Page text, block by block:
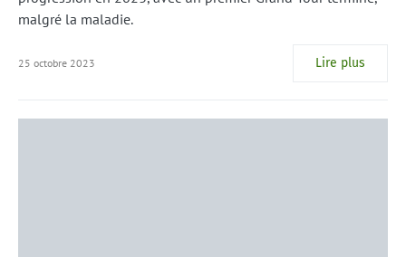
malgré la maladie.
25 octobre 2023 Lire plus